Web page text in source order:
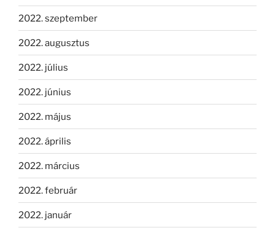
2022. szeptember
2022. augusztus
2022. július
2022. június
2022. május
2022. április
2022. március
2022. február
2022. január